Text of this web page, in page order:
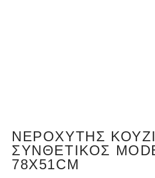
ΝΕΡΟΧΎΤΗΣ
ΣΥΝΘΕΤΙΚΌΣ
78X51CM